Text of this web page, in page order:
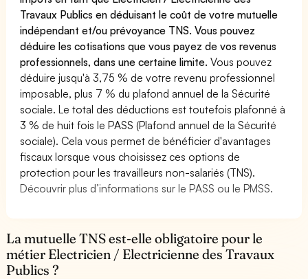
Travaux Publics en déduisant le coût de votre mutuelle
indépendant et/ou prévoyance TNS. Vous pouvez
déduire les cotisations que vous payez de vos revenus
professionnels, dans une certaine limite.Vous pouvez
déduire jusqu'à 3,75 % de votre revenu professionnel
imposable, plus 7 % du plafond annuel de la Sécurité
sociale. Le total des déductions est toutefois plafonné à
3 % de huit fois le PASS (Plafond annuel de la Sécurité
sociale). Cela vous permet de bénéficier d'avantages
fiscaux lorsque vous choisissez ces options de
protection pour les travailleurs non-salariés (TNS).
Découvrir plus d’informations sur le PASS ou le PMSS.
La mutuelle TNS est-elle obligatoire pour le
métier Electricien / Electricienne des Travaux
Publics ?